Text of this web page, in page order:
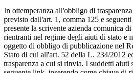
In ottemperanza all'obbligo di
previsto dall'art. 1, comma 125 e
presente la scrivente azienda comunica
rientranti nel regime degli aiuti di stato e
oggetto di obbligo di pubblicazione nel
Stato di cui all'art. 52 della L. 234/2012
trasparenza a cui si rinvia. I suddetti aiuti